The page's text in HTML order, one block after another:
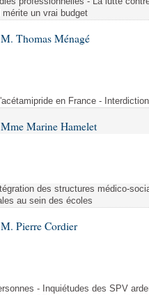
un vrai budget
Thomas Ménagé
en France -
Marine Hamelet
des structures médico-
au sein des écoles
Pierre Cordier
- Inquiétudes des SPV